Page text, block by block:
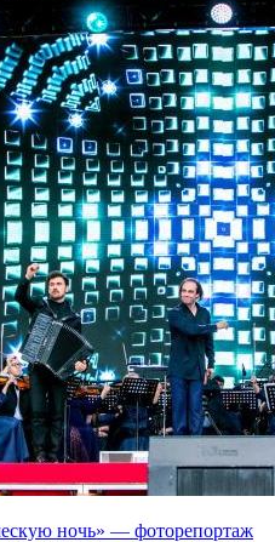
ночь» — фоторепортаж